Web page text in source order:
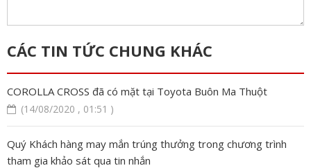
CÁC TIN TỨC CHUNG KHÁC
COROLLA CROSS đã có mặt tại Toyota Buôn Ma Thuột
(14/08/2020 , 01:51 )
Quý Khách hàng may mắn trúng thưởng trong chương trình
tham gia khảo sát qua tin nhắn